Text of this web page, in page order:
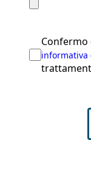
Confermo
informativa